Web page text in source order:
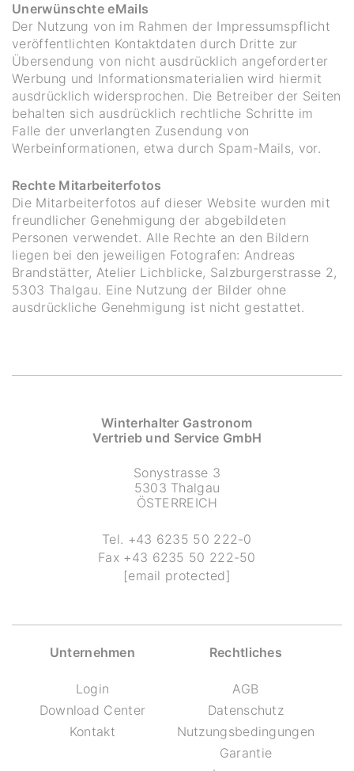
Unerwünschte eMails
Der Nutzung von im Rahmen der Impressumspflicht
veröffentlichten Kontaktdaten durch Dritte zur
Übersendung von nicht ausdrücklich angeforderter
Werbung und Informationsmaterialien wird hiermit
ausdrücklich widersprochen. Die Betreiber der Seiten
behalten sich ausdrücklich rechtliche Schritte im
Falle der unverlangten Zusendung von
Werbeinformationen, etwa durch Spam-Mails, vor.
Rechte Mitarbeiterfotos
Die Mitarbeiterfotos auf dieser Website wurden mit
freundlicher Genehmigung der abgebildeten
Personen verwendet. Alle Rechte an den Bildern
liegen bei den jeweiligen Fotografen: Andreas
Brandstätter, Atelier Lichblicke, Salzburgerstrasse 2,
5303 Thalgau. Eine Nutzung der Bilder ohne
ausdrückliche Genehmigung ist nicht gestattet.
Winterhalter Gastronom
Vertrieb und Service GmbH
Sonystrasse 3
5303 Thalgau
ÖSTERREICH
Tel. +43 6235 50 222-0
Fax +43 6235 50 222-50
[email protected]
Unternehmen
Login
Download Center
Kontakt
Rechtliches
AGB
Datenschutz
Nutzungsbedingungen
Garantie